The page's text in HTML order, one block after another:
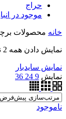
حراج
موجود در
خانه محصولات
نمایش دادن همه 2 نتیجه
نمایش سایدبار
نمایش 9
24
36
ناموجود